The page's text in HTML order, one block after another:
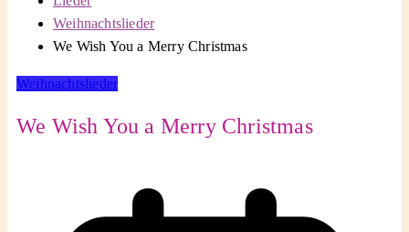
Weihnachtslieder
We Wish You a Merry Christmas
Weihnachtslieder
We Wish You a Merry Christmas